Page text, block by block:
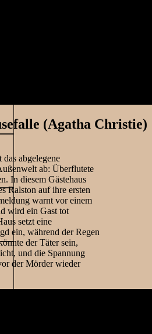
(Agatha Christie)
abgelegene
ab: Überflutete
In diesem Gästehaus
Ralston auf ihre ersten
warnt vor einem
wird ein Gast tot
setzt eine
ein, während der Regen
der Täter sein,
und die Spannung
der Mörder wieder